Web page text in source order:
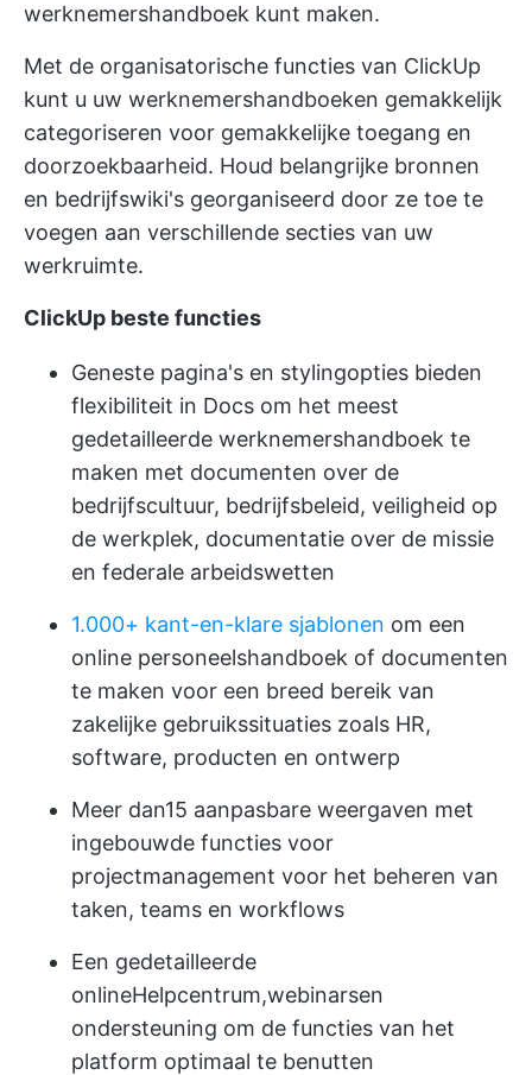
werknemershandboek kunt maken.
Met de organisatorische functies van ClickUp
kunt u uw werknemershandboeken gemakkelijk
categoriseren voor gemakkelijke toegang en
doorzoekbaarheid. Houd belangrijke bronnen
en bedrijfswiki's georganiseerd door ze toe te
voegen aan verschillende secties van uw
werkruimte.
ClickUp beste functies
Geneste pagina's en stylingopties bieden
flexibiliteit in Docs om het meest
gedetailleerde werknemershandboek te
maken met documenten over de
bedrijfscultuur, bedrijfsbeleid, veiligheid op
de werkplek, documentatie over de missie
en federale arbeidswetten
1.000+ kant-en-klare sjablonen om een
online personeelshandboek of documenten
te maken voor een breed bereik van
zakelijke gebruikssituaties zoals HR,
software, producten en ontwerp
Meer dan15 aanpasbare weergaven met
ingebouwde functies voor
projectmanagement voor het beheren van
taken, teams en workflows
Een gedetailleerde
onlineHelpcentrum,webinarsen
ondersteuning om de functies van het
platform optimaal te benutten